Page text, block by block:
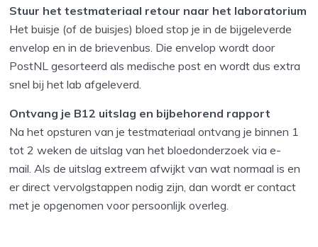
Stuur het testmateriaal retour naar het laboratorium
Het buisje (of de buisjes) bloed stop je in de bijgeleverde
envelop en in de brievenbus. Die envelop wordt door
PostNL gesorteerd als medische post en wordt dus extra
snel bij het lab afgeleverd.
Ontvang je B12 uitslag en bijbehorend rapport
Na het opsturen van je testmateriaal ontvang je binnen 1
tot 2 weken de uitslag van het bloedonderzoek via e-
mail. Als de uitslag extreem afwijkt van wat normaal is en
er direct vervolgstappen nodig zijn, dan wordt er contact
met je opgenomen voor persoonlijk overleg.